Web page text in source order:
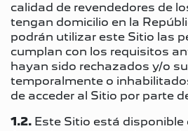
calidad de revendedores de
tengan domicilio en la
podrán utilizar este Sitio las
cumplan con los requisitos
hayan sido rechazados y/o
temporalmente o
de acceder al Sitio por parte
1.2. Este Sitio está disponible